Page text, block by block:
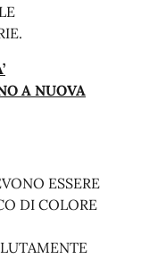
A NUOVA
ESSERE
DI COLORE